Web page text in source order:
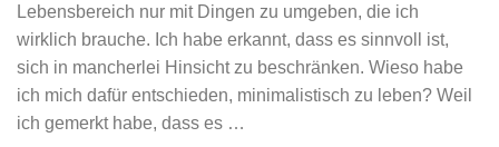
Lebensbereich nur mit Dingen zu umgeben, die ich
wirklich brauche. Ich habe erkannt, dass es sinnvoll ist,
sich in mancherlei Hinsicht zu beschränken. Wieso habe
ich mich dafür entschieden, minimalistisch zu leben? Weil
ich gemerkt habe, dass es …